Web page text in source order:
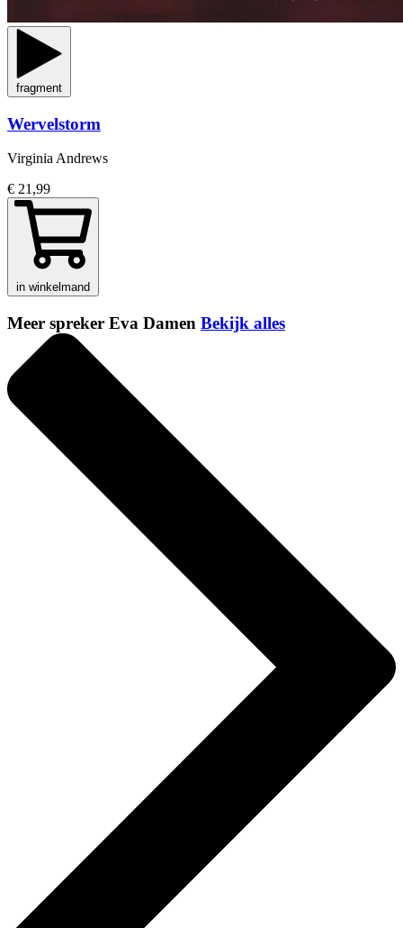
fragment
Wervelstorm
Virginia Andrews
€ 21,99
in winkelmand
Meer spreker Eva Damen Bekijk alles